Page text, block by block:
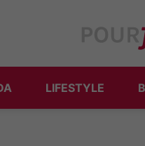
LIFESTYLE